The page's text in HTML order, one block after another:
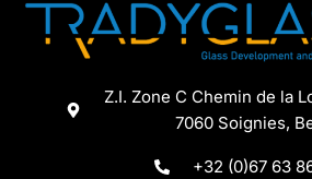
Z.I. Zone C Chemin de la
7060 Soignies,
+32 (0)67 63